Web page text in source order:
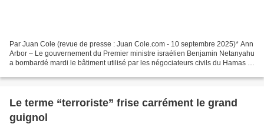
Par Juan Cole (revue de presse : Juan Cole.com - 10 septembre 2025)* Ann
Arbor – Le gouvernement du Premier ministre israélien Benjamin Netanyahu
a bombardé mardi le bâtiment utilisé par les négociateurs civils du Hamas à
Le terme “terroriste” frise carrément le grand
guignol